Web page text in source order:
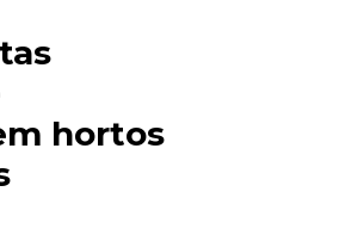
hortos